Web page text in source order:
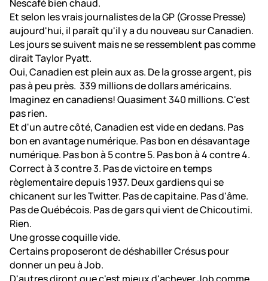
Nescafé bien chaud.
Et selon les vrais journalistes de la GP (Grosse Presse)
aujourd'hui, il paraît qu'il y a du nouveau sur Canadien.
Les jours se suivent mais ne se ressemblent pas comme
dirait Taylor Pyatt.
Oui, Canadien est plein aux as. De la grosse argent, pis
pas à peu près. 339 millions de dollars américains.
Imaginez en canadiens! Quasiment 340 millions. C'est
pas rien.
Et d'un autre côté, Canadien est vide en dedans. Pas
bon en avantage numérique. Pas bon en désavantage
numérique. Pas bon à 5 contre 5. Pas bon à 4 contre 4.
Correct à 3 contre 3. Pas de victoire en temps
règlementaire depuis 1937. Deux gardiens qui se
chicanent sur les Twitter. Pas de capitaine. Pas d'âme.
Pas de Québécois. Pas de gars qui vient de Chicoutimi.
Rien.
Une grosse coquille vide.
Certains proposeront de déshabiller Crésus pour
donner un peu à Job.